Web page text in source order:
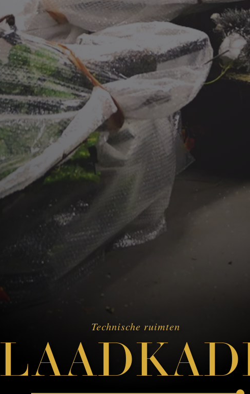
Technische ruimten